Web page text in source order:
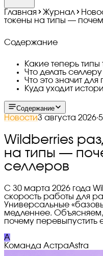
Главная Журнал
токены на типы —
Содержание
Какие теперь типы
Что делать селлеру
Что это значит для
Куда уходит
Содержание
Новости3 августа 2026·
Wildberries
на типы —
селлеров
С 30 марта 2026 года
скорость работы для
Универсальные
медленнее.
почему перевыпустить
A
Команда АстраAstra